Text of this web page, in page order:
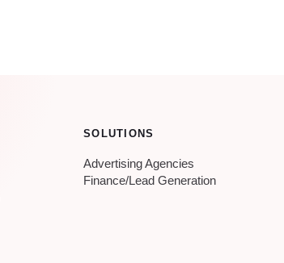
SOLUTIONS
Advertising Agencies
Finance/Lead Generation